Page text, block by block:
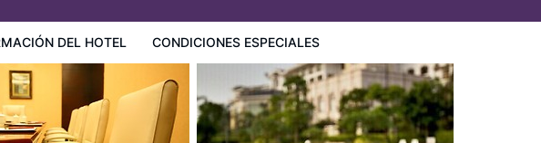
DEL HOTEL CONDICIONES ESPECIALES